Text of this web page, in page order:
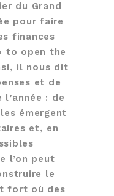
du Grand
pour faire
finances
to open the
il nous dit
et de
: de
émergent
et, en
l’on peut
le
fort où des